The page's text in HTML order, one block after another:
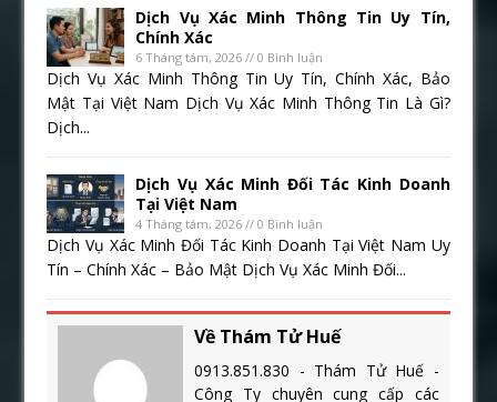
Dịch Vụ Xác Minh Thông Tin Uy Tín,
Chính Xác
6 Tháng tám, 2026 // 0 Bình luận
Dịch Vụ Xác Minh Thông Tin Uy Tín, Chính Xác, Bảo
Mật Tại Việt Nam Dịch Vụ Xác Minh Thông Tin Là Gì?
Dịch...
Dịch Vụ Xác Minh Đối Tác Kinh Doanh
Tại Việt Nam
4 Tháng tám, 2026 // 0 Bình luận
Dịch Vụ Xác Minh Đối Tác Kinh Doanh Tại Việt Nam Uy
Tín – Chính Xác – Bảo Mật Dịch Vụ Xác Minh Đối...
Về Thám Tử Huế
0913.851.830 - Thám Tử Huế -
Công Ty chuyên cung cấp các